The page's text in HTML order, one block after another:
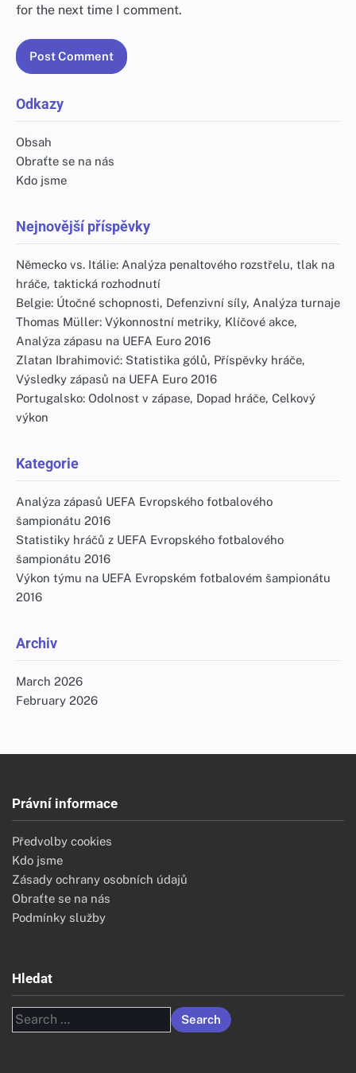
for the next time I comment.
Odkazy
Obsah
Obraťte se na nás
Kdo jsme
Nejnovější příspěvky
Německo vs. Itálie: Analýza penaltového rozstřelu, tlak na
hráče, taktická rozhodnutí
Belgie: Útočné schopnosti, Defenzivní síly, Analýza turnaje
Thomas Müller: Výkonnostní metriky, Klíčové akce,
Analýza zápasu na UEFA Euro 2016
Zlatan Ibrahimović: Statistika gólů, Příspěvky hráče,
Výsledky zápasů na UEFA Euro 2016
Portugalsko: Odolnost v zápase, Dopad hráče, Celkový
výkon
Kategorie
Analýza zápasů UEFA Evropského fotbalového
šampionátu 2016
Statistiky hráčů z UEFA Evropského fotbalového
šampionátu 2016
Výkon týmu na UEFA Evropském fotbalovém šampionátu
2016
Archiv
March 2026
February 2026
Právní informace
Předvolby cookies
Kdo jsme
Zásady ochrany osobních údajů
Obraťte se na nás
Podmínky služby
Hledat
Search
for: